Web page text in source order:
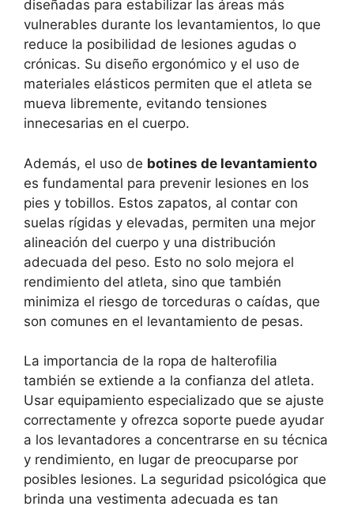
diseñadas para estabilizar las áreas más
vulnerables durante los levantamientos, lo que
reduce la posibilidad de lesiones agudas o
crónicas. Su diseño ergonómico y el uso de
materiales elásticos permiten que el atleta se
mueva libremente, evitando tensiones
innecesarias en el cuerpo.
Además, el uso de botines de levantamiento
es fundamental para prevenir lesiones en los
pies y tobillos. Estos zapatos, al contar con
suelas rígidas y elevadas, permiten una mejor
alineación del cuerpo y una distribución
adecuada del peso. Esto no solo mejora el
rendimiento del atleta, sino que también
minimiza el riesgo de torceduras o caídas, que
son comunes en el levantamiento de pesas.
La importancia de la ropa de halterofilia
también se extiende a la confianza del atleta.
Usar equipamiento especializado que se ajuste
correctamente y ofrezca soporte puede ayudar
a los levantadores a concentrarse en su técnica
y rendimiento, en lugar de preocuparse por
posibles lesiones. La seguridad psicológica que
brinda una vestimenta adecuada es tan